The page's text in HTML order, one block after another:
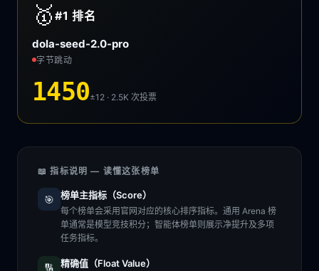
🥇 #1排名
dola-seed-2.0-pro
字节跳动
1450±12 · 2.5K次投票
📖 指标说明 — 读懂这张榜单
🎯 榜单主指标（Score）
每个榜单会采用官网对应的核心排序指标。通用 Arena 榜
单通常是模型竞技积分；智能体榜单则展示净提升及多项
任务指标。
🔢 精确值（Float Value）